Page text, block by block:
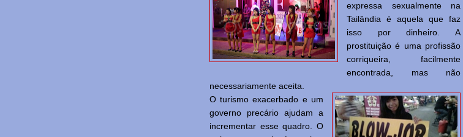
expressa sexualmente na
Tailândia é aquela que faz
isso por dinheiro. A
prostituição é uma profissão
corriqueira, facilmente
encontrada, mas não
necessariamente aceita.
O turismo exacerbado e um
governo precário ajudam a
incrementar esse quadro. O